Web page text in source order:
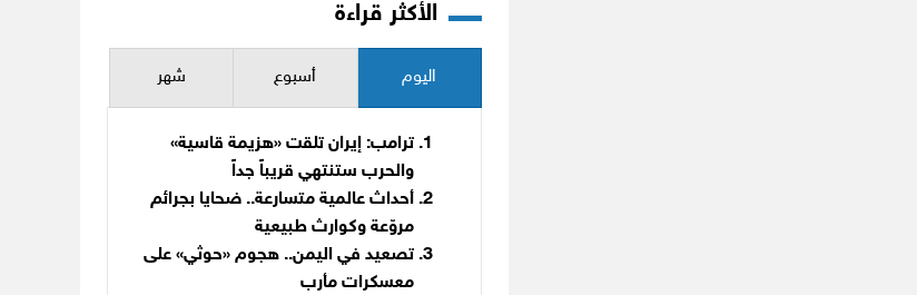
الأكثر قراءة
اليوم أسبوع شهر
ترامب: إيران تلقت «هزيمة قاسية»
والحرب ستنتهي قريباً جداً
أحداث عالمية متسارعة.. ضحايا بجرائم
مروّعة وكوارث طبيعية
تصعيد في اليمن.. هجوم «حوثي» على
معسكرات مأرب